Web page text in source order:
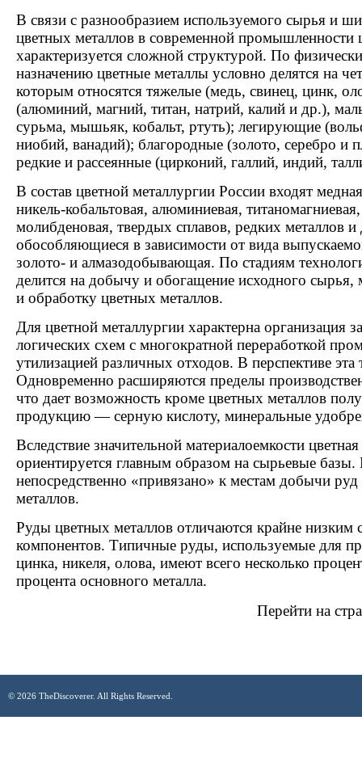
В связи с разнообразием используемого сырья и
цветных металлов в современной промышленности
характеризуется сложной структурой. По
назначению цветные металлы условно делятся на
которым относятся тяжелые (медь, свинец, цинк,
(алюминий, магний, титан, натрий, калий и др.),
сурьма, мышьяк, кобальт, ртуть); легирующие
ниобий, ванадий); благородные (золото, серебро и
редкие и рассеянные (цирконий, галлий, индий,
В состав цветной металлургии России входят
никель-кобальтовая, алюминиевая,
молибденовая, твердых сплавов, редких металлов и
обособляющиеся в зависимости от вида
золото- и алмазодобывающая. По стадиям
делится на добычу и обогащение исходного сырья,
и обработку цветных металлов.
Для цветной металлургии характерна организация
логических схем с многократной переработкой
утилизацией различных отходов. В перспективе эта
Одновременно расширяются пределы
что дает возможность кроме цветных металлов
продукцию — серную кислоту, минеральные
Вследствие значительной материалоемкости
ориентируется главным образом на сырьевые
непосредственно «привязано» к местам добычи
металлов.
Руды цветных металлов отличаются крайне низким
компонентов. Типичные руды, используемые для
цинка, никеля, олова, имеют всего несколько
процента основного металла.
Перейти на
© 2026 TheDiscoverer. All Rights Reserved.